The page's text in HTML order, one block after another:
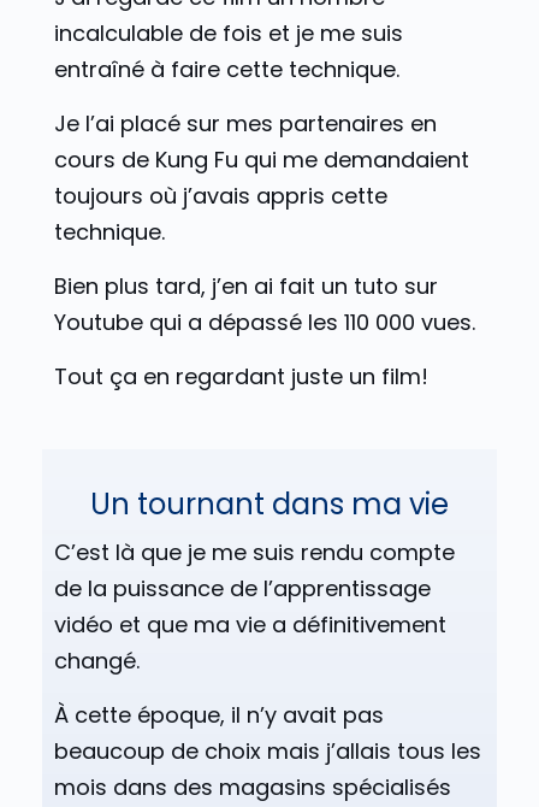
incalculable de fois et je me suis
entraîné à faire cette technique.
Je l’ai placé sur mes partenaires en
cours de Kung Fu qui me demandaient
toujours où j’avais appris cette
technique.
Bien plus tard, j’en ai fait un tuto sur
Youtube qui a dépassé les 110 000 vues.
Tout ça en regardant juste un film!
Un tournant dans ma vie
C’est là que je me suis rendu compte
de la puissance de l’apprentissage
vidéo et que ma vie a définitivement
changé.
À cette époque, il n’y avait pas
beaucoup de choix mais j’allais tous les
mois dans des magasins spécialisés